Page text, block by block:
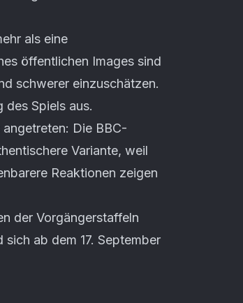
als eine
öffentlichen Images sind
schwerer einzuschätzen.
des Spiels aus.
Die BBC-
Variante, weil
Reaktionen zeigen
der Vorgängerstaffeln
ab dem 17. September